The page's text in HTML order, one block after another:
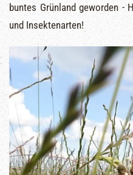
buntes Grünland geworden -
und Insektenarten!